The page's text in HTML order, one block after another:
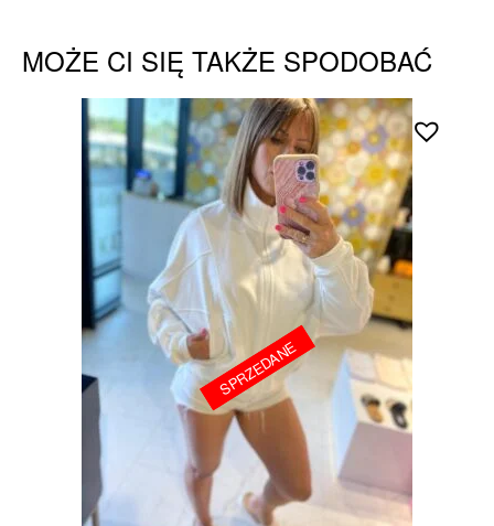
MOŻE CI SIĘ TAKŻE SPODOBAĆ
SPRZEDANE
SPRZEDANE